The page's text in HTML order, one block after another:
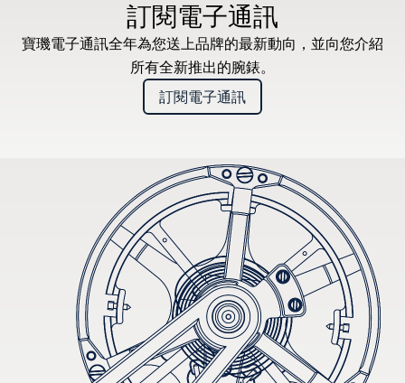
訂閱電子通訊
寶璣電子通訊全年為您送上品牌的最新動向，並向您介紹
所有全新推出的腕錶。
訂閱電子通訊